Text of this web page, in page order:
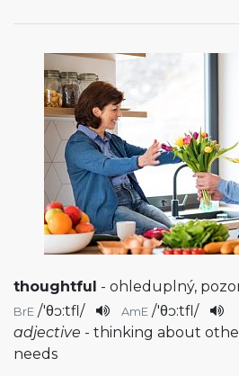
thoughtful - ohleduplný,
BrE /'θɔ:tfl/ AmE /'θɔ:tfl/
adjective - thinking about
needs